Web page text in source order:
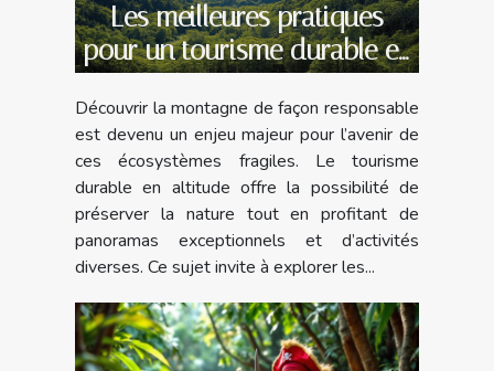
Les meilleures pratiques
pour un tourisme durable en
montagne
Découvrir la montagne de façon responsable
est devenu un enjeu majeur pour l’avenir de
ces écosystèmes fragiles. Le tourisme
durable en altitude offre la possibilité de
préserver la nature tout en profitant de
panoramas exceptionnels et d’activités
diverses. Ce sujet invite à explorer les...